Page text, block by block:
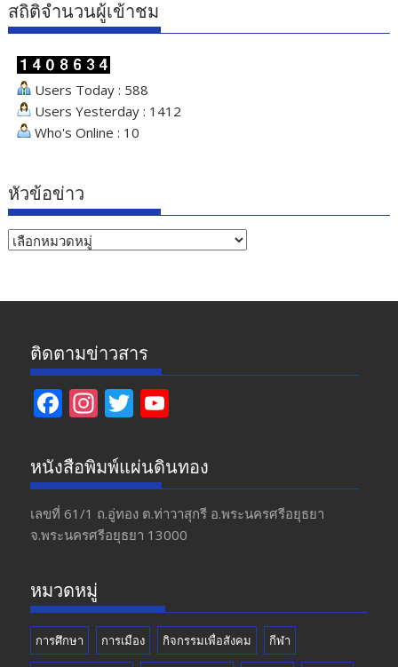
สถิติจำนวนผู้เข้าชม
Users Today : 588
Users Yesterday : 1412
Who's Online : 10
หัวข้อข่าว
หัวข้อ
ติดตามข่าวสาร
F
e
b
o
o
In
a
gr
a
m
T
itt
er
u
T
u
b
หนังสือพิมพ์แผ่นดินทอง
เลขที่ 61/1 ถ.อู่ทอง​ ต.​ท่าวาสุกรี​ อ.พระนครศรีอยุธยา​
จ.พระนครศรีอยุธยา 13000
หมวดหมู่
การศึกษา การเมือง กิจกรรมเพื่อสังคม กีฬา